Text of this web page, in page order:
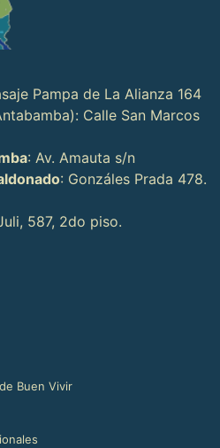
Pampa de La Alianza 164
Calle San Marcos
: Av. Amauta s/n
: Gonzáles Prada 478.
587, 2do piso.
Buen Vivir